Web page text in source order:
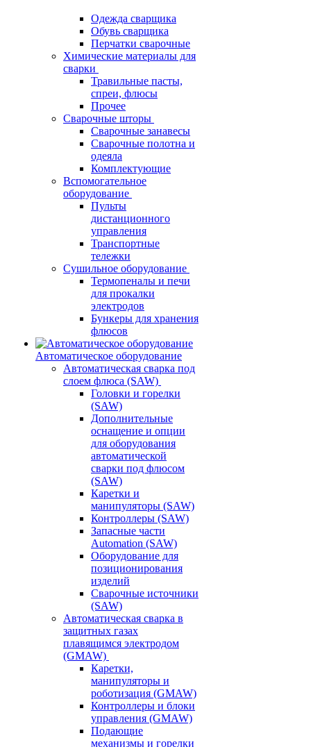
Одежда сварщика
Обувь сварщика
Перчатки сварочные
Химические материалы для
сварки
Травильные пасты,
спреи, флюсы
Прочее
Сварочные шторы
Сварочные занавесы
Сварочные полотна и
одеяла
Комплектующие
Вспомогательное
оборудование
Пульты
дистанционного
управления
Транспортные
тележки
Сушильное оборудование
Термопеналы и печи
для прокалки
электродов
Бункеры для хранения
флюсов
Автоматическое оборудование
Автоматическая сварка под
слоем флюса (SAW)
Головки и горелки
(SAW)
Дополнительные
оснащение и опции
для оборудования
автоматической
сварки под флюсом
(SAW)
Каретки и
манипуляторы (SAW)
Контроллеры (SAW)
Запасные части
Automation (SAW)
Оборудование для
позиционирования
изделий
Сварочные источники
(SAW)
Автоматическая сварка в
защитных газах
плавящимся электродом
(GMAW)
Каретки,
манипуляторы и
роботизация (GMAW)
Контроллеры и блоки
управления (GMAW)
Подающие
механизмы и горелки